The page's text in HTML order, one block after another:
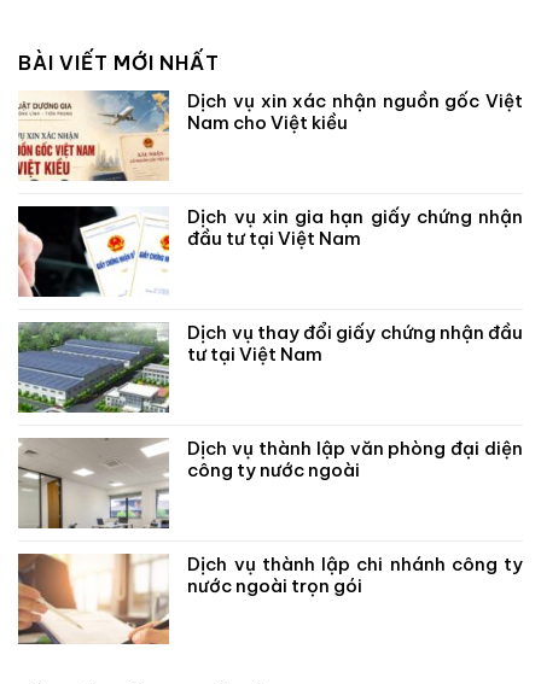
BÀI VIẾT MỚI NHẤT
Dịch vụ xin xác nhận nguồn gốc Việt
Nam cho Việt kiều
Dịch vụ xin gia hạn giấy chứng nhận
đầu tư tại Việt Nam
Dịch vụ thay đổi giấy chứng nhận đầu
tư tại Việt Nam
Dịch vụ thành lập văn phòng đại diện
công ty nước ngoài
Dịch vụ thành lập chi nhánh công ty
nước ngoài trọn gói